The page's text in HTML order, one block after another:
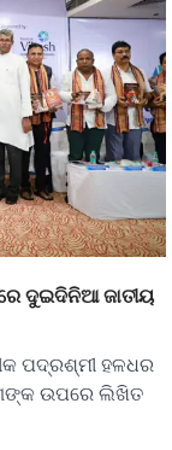
ଦୁଇଦିନିଆ ଜାତୀୟ
ପଦ୍ରଶ୍ମୀ ହଳଧର
ଉପରେ ଲିଖିତ